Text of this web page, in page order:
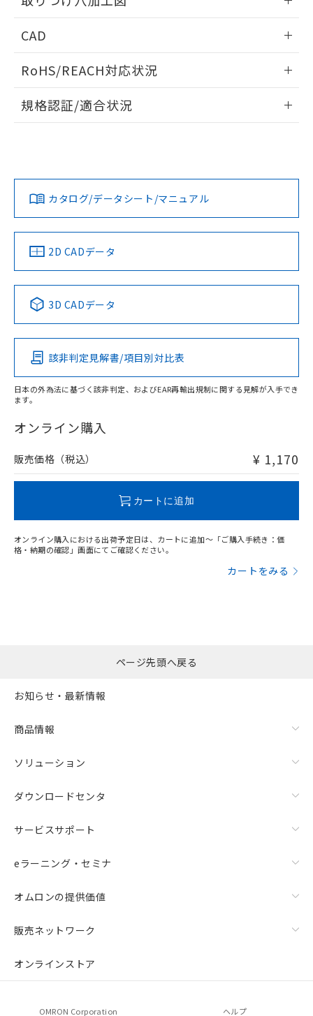
CAD
ドすることができます。
ログイン/会員登録
ダウンロードデータをご利用いただく前に、以下を必ずお読
みください。
ソフトウェアの使用条件
RoHS/REACH対応状況
EU RoHS 注意事項・凡例
対応済み
中国 RoHS 注意事項・凡例
Pb Hg Cd Cr(VI)
O
在庫等で未対応品が混在する可能性があります。
問い合わせください。
規格認証/適合状況
カタログ/データシート/マニュアル
2D CADデータ
3D CADデータ
該非判定見解書/項目別対比表
日本の外為法に基づく該非判定、およびEAR再輸出規制に関する見解が入手でき
ます。
オンライン購入
販売価格（税込） ¥ 1,170
カートに追加
オンライン購入における出荷予定日は、カートに追加～「ご購入手続き：価
格・納期の確認」画面にてご確認ください。
カートをみる
※当社の共同利用者とは、
の共同利用に関して"
の「1.共同利
ものではありません。
また、RoHS指令のフタル酸エステル類４
物質の対応では、対応完了までの期間は出
荷製品に未対応品が混在することから備考
欄に対応日を記載しておりました。
ページ先頭へ戻る
お知らせ・最新情報
商品情報
ソリューション
ダウンロードセンタ
サービスサポート
eラーニング・セミナ
オムロンの提供価値
販売ネットワーク
オンラインストア
OMRON Corporation ヘルプ